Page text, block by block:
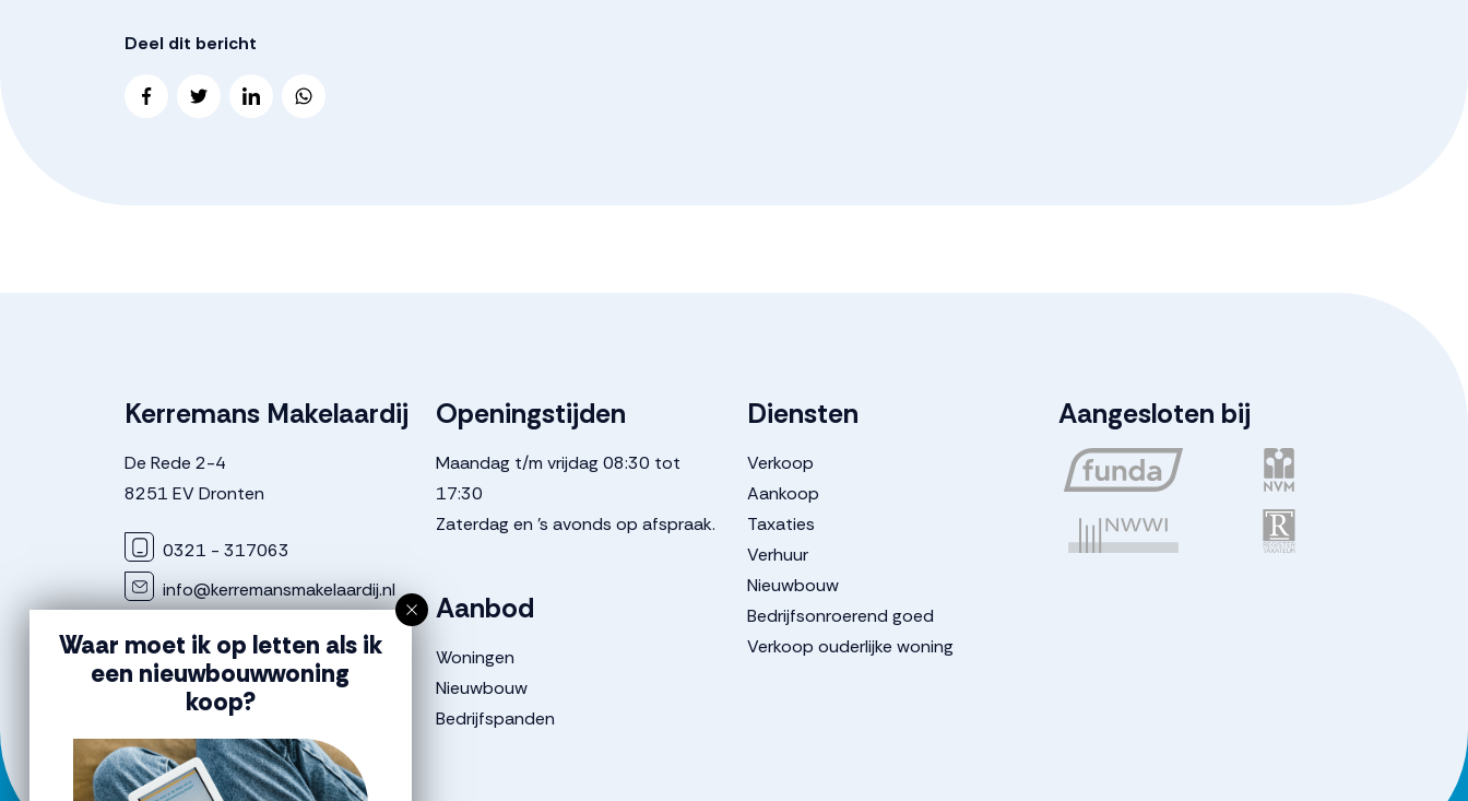
Deel dit bericht
Kerremans Makelaardij
De Rede 2-4
8251 EV Dronten
0321 - 317063
info@kerremansmakelaardij.nl
KvK nummer: 8684 0681
BTW nummer: NL8641 0913 1B01
Openingstijden
Maandag t/m vrijdag 08:30 tot
17:30
Zaterdag en 's avonds op afspraak.
Aanbod
Woningen
Nieuwbouw
Bedrijfspanden
Diensten
Verkoop
Aankoop
Taxaties
Verhuur
Nieuwbouw
Bedrijfsonroerend goed
Verkoop ouderlijke woning
Aangesloten bij
Waar moet ik op letten als ik
een nieuwbouwwoning
koop?